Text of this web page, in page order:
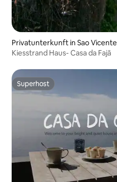
Privatunterkunft in Sao Vicente
Kiesstrand Haus- Casa da Fajã
Superhost
Superhost